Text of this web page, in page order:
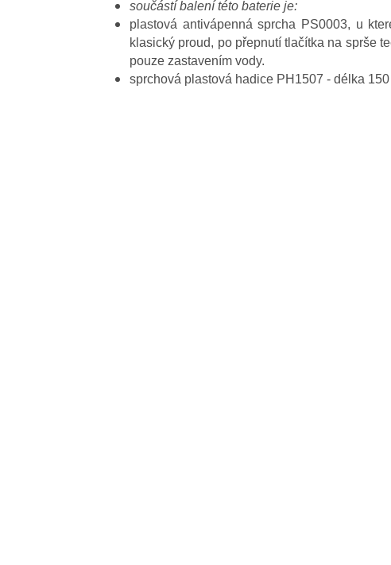
součástí balení této baterie je:
plastová antivápenná sprcha PS0003, u
klasický proud, po přepnutí tlačítka na sprše
pouze zastavením vody.
sprchová plastová hadice PH1507 - délka